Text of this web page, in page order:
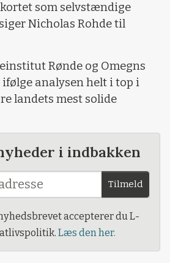
som selvstændige
Nicholas Rohde til
Rønde og Omegns
ifølge analysen helt i top i
landets mest solide
i indbakken
Tilmeld
accepterer du L-
Læs den her.